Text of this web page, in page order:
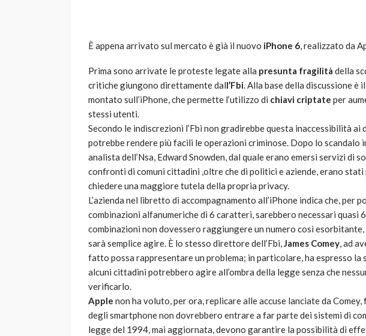
È appena arrivato sul mercato è già il nuovo iPhone 6, realizzato da
Prima sono arrivate le proteste legate alla presunta fragilità della
critiche giungono direttamente dall’Fbi. Alla base della discussione è
montato sull’iPhone, che permette l’utilizzo di chiavi criptate per
stessi utenti.
Secondo le indiscrezioni l’Fbi non gradirebbe questa inaccessibilità ai
potrebbe rendere più facili le operazioni criminose. Dopo lo
analista dell’Nsa, Edward Snowden, dal quale erano emersi servizi di
confronti di comuni cittadini ,oltre che di politici e aziende, erano
chiedere una maggiore tutela della propria privacy.
L’azienda nel libretto di accompagnamento all’iPhone indica che, per
combinazioni alfanumeriche di 6 caratteri, sarebbero necessari quasi
combinazioni non dovessero raggiungere un numero così esorbitante,
sarà semplice agire. È lo stesso direttore dell’Fbi,James Comey, ad
fatto possa rappresentare un problema; in particolare, ha espresso la
alcuni cittadini potrebbero agire all’ombra della legge senza che
verificarlo.
Apple non ha voluto, per ora, replicare alle accuse lanciate da
degli smartphone non dovrebbero entrare a far parte dei sistemi di
legge del 1994, mai aggiornata, devono garantire la possibilità di
scegliere per il tuo prato
god 1 anno ago 791